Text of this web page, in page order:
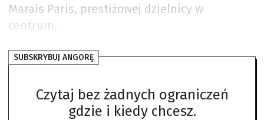
Marais Paris, prestiżowej dzielnicy w
centrum.
SUBSKRYBUJ ANGORĘ
Czytaj bez żadnych ograniczeń
gdzie i kiedy chcesz.